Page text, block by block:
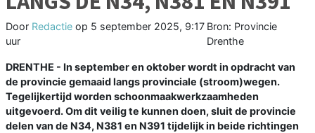
Door Redactie op 5 september 2025, 9:17
uur
Bron: Provincie
Drenthe
DRENTHE - In september en oktober wordt in opdracht van
de provincie gemaaid langs provinciale (stroom)wegen.
Tegelijkertijd worden schoonmaakwerkzaamheden
uitgevoerd. Om dit veilig te kunnen doen, sluit de provincie
delen van de N34, N381 en N391 tijdelijk in beide richtingen